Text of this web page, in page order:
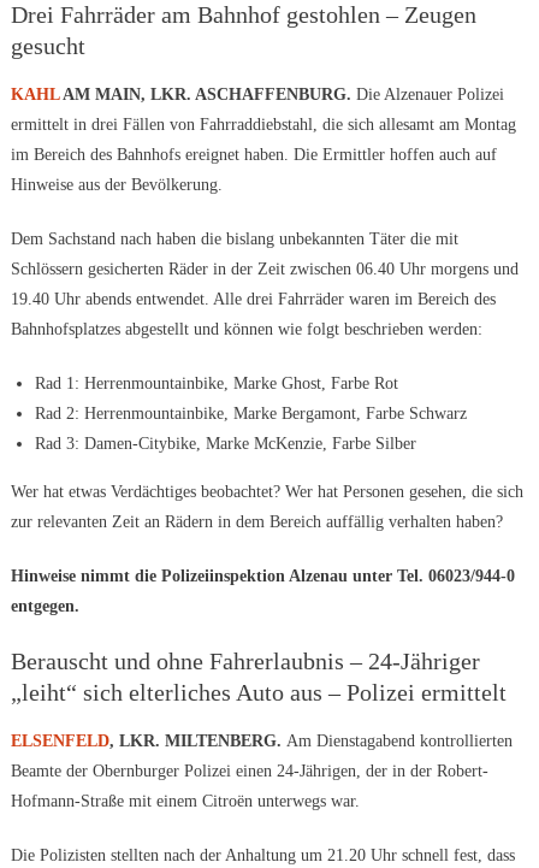
Drei Fahrräder am Bahnhof gestohlen – Zeugen
gesucht
KAHLAM MAIN, LKR. ASCHAFFENBURG. Die Alzenauer Polizei
ermittelt in drei Fällen von Fahrraddiebstahl, die sich allesamt am Montag
im Bereich des Bahnhofs ereignet haben. Die Ermittler hoffen auch auf
Hinweise aus der Bevölkerung.
Dem Sachstand nach haben die bislang unbekannten Täter die mit
Schlössern gesicherten Räder in der Zeit zwischen 06.40 Uhr morgens und
19.40 Uhr abends entwendet. Alle drei Fahrräder waren im Bereich des
Bahnhofsplatzes abgestellt und können wie folgt beschrieben werden:
Rad 1: Herrenmountainbike, Marke Ghost, Farbe Rot
Rad 2: Herrenmountainbike, Marke Bergamont, Farbe Schwarz
Rad 3: Damen-Citybike, Marke McKenzie, Farbe Silber
Wer hat etwas Verdächtiges beobachtet? Wer hat Personen gesehen, die sich
zur relevanten Zeit an Rädern in dem Bereich auffällig verhalten haben?
Hinweise nimmt die Polizeiinspektion Alzenau unter Tel. 06023/944-0
entgegen.
Berauscht und ohne Fahrerlaubnis – 24-Jähriger
„leiht“ sich elterliches Auto aus – Polizei ermittelt
ELSENFELD, LKR. MILTENBERG. Am Dienstagabend kontrollierten
Beamte der Obernburger Polizei einen 24-Jährigen, der in der Robert-
Hofmann-Straße mit einem Citroën unterwegs war.
Die Polizisten stellten nach der Anhaltung um 21.20 Uhr schnell fest, dass